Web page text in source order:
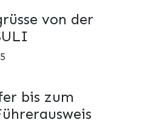
von der
bis zum